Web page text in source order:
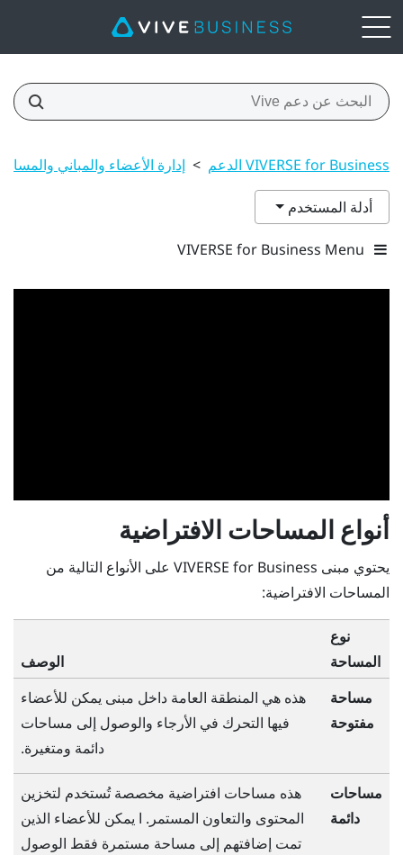
VIVERSE for Business الدعم > إدارة الأعضاء والمباني
أدلة المستخدم
VIVERSE for Business Menu
أنواع المساحات الافتراضية
يحتوي مبنى VIVERSE for Business على الأنواع التالية من
المساحات الافتراضية:
نوع
المساحة
الوصف
مساحة
مفتوحة
هذه هي المنطقة العامة داخل مبنى يمكن للأعضاء
فيها التحرك في الأرجاء والوصول إلى مساحات
دائمة ومتغيرة.
مساحات
دائمة
هذه مساحات افتراضية مخصصة تُستخدم لتخزين
المحتوى والتعاون المستمر. ا يمكن للأعضاء الذين
تمت إضافتهم إلى مساحة مستمرة فقط الوصول